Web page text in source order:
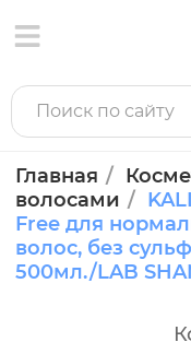
Главная
волосами
Free для
волос, без
500мл./LAB